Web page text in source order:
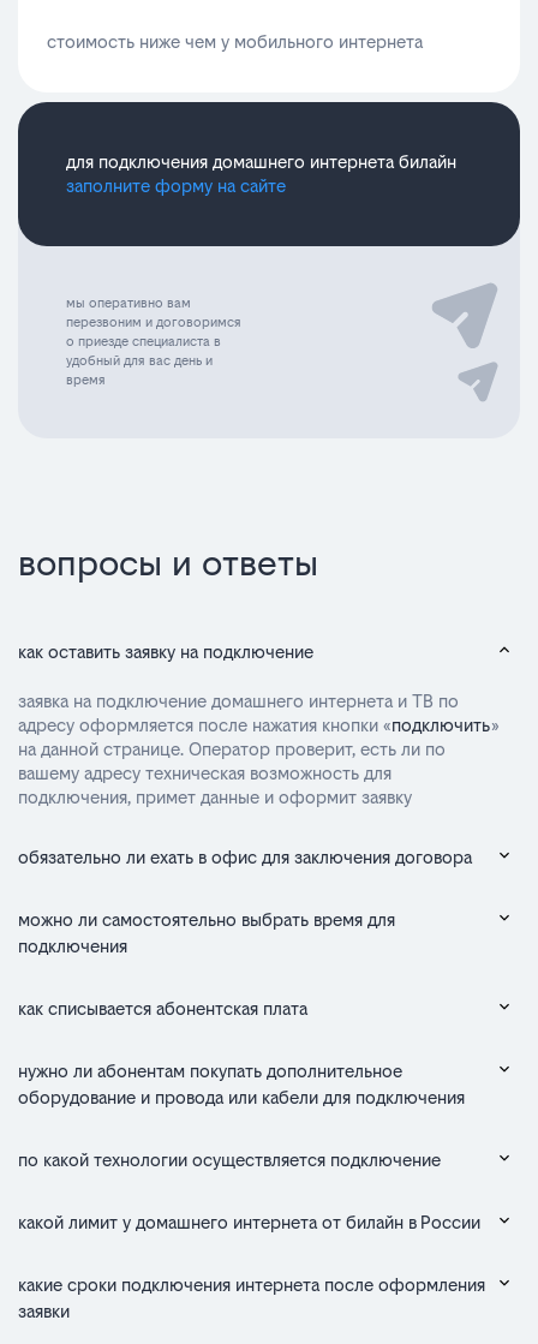
стоимость ниже чем у мобильного интернета
для подключения домашнего интернета билайн
заполните форму на сайте
мы оперативно вам
перезвоним и договоримся
о приезде специалиста в
удобный для вас день и
время
вопросы и ответы
как оставить заявку на подключение
заявка на подключение домашнего интернета и ТВ по
адресу оформляется после нажатия кнопки «подключить»
на данной странице. Оператор проверит, есть ли по
вашему адресу техническая возможность для
подключения, примет данные и оформит заявку
обязательно ли ехать в офис для заключения договора
можно ли самостоятельно выбрать время для
подключения
как списывается абонентская плата
нужно ли абонентам покупать дополнительное
оборудование и провода или кабели для подключения
по какой технологии осуществляется подключение
какой лимит у домашнего интернета от билайн в России
какие сроки подключения интернета после оформления
заявки